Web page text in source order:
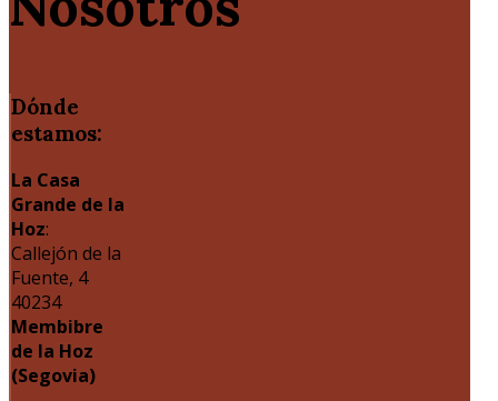
Dónde
estamos:
La Casa
Grande de la
Hoz:
Callejón de la
Fuente, 4
40234
Membibre
de la Hoz
(Segovia)